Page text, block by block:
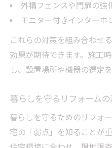
外構フェンスや門扉の強
モニター付きインターホ
これらの対策を組み合わせ
効果が期待できます。施工
し、設置場所や機器の選定
暮らしを守るリフォーム
暮らしを守るためのリフォ
宅の「弱点」を知ることが